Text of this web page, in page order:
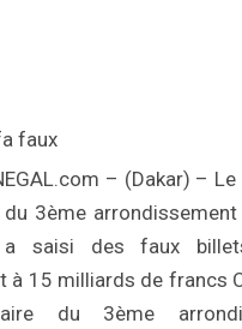
– (Dakar) –
du 3ème
a saisi des faux
à 15 milliards de francs
du 3ème